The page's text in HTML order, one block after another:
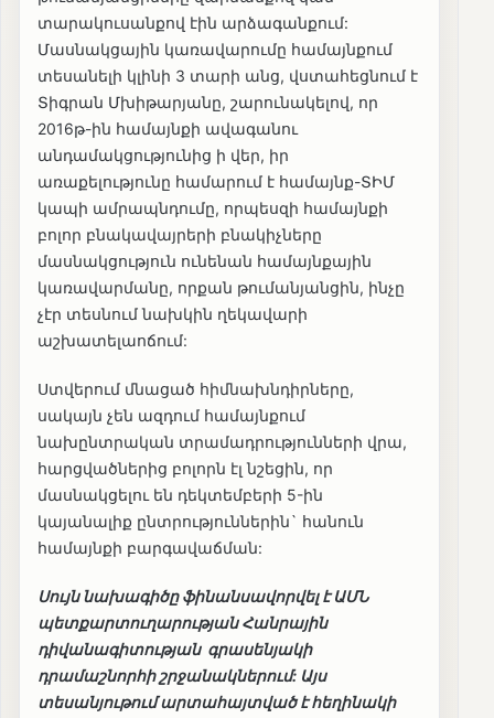
տարակուսանքով էին արձագանքում:
Մասնակցային կառավարումը համայնքում
տեսանելի կլինի 3 տարի անց, վստահեցնում է
Տիգրան Մխիթարյանը, շարունակելով, որ
2016թ-ին համայնքի ավագանու
անդամակցությունից ի վեր, իր
առաքելությունը համարում է համայնք-ՏԻՄ
կապի ամրապնդումը, որպեսզի համայնքի
բոլոր բնակավայրերի բնակիչները
մասնակցություն ունենան համայնքային
կառավարմանը, որքան թումանյանցին, ինչը
չէր տեսնում նախկին ղեկավարի
աշխատելաոճում:
Ստվերում մնացած հիմնախնդիրները,
սակայն չեն ազդում համայնքում
նախընտրական տրամադրությունների վրա,
հարցվածներից բոլորն էլ նշեցին, որ
մասնակցելու են դեկտեմբերի 5-ին
կայանալիք ընտրություններին` հանուն
համայնքի բարգավաճման:
Սույն նախագիծը ֆինանսավորվել է ԱՄՆ
պետքարտուղարության Հանրային
դիվանագիտության գրասենյակի
դրամաշնորհի շրջանակներում: Այս
տեսանյութում արտահայտված է հեղինակի